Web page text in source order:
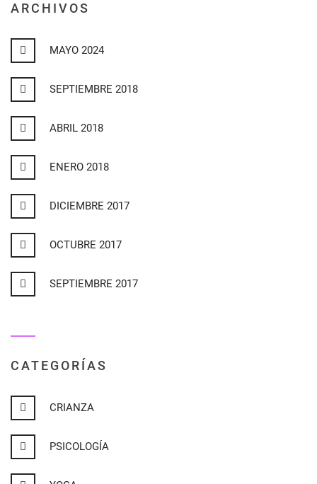
ARCHIVOS
MAYO 2024
SEPTIEMBRE 2018
ABRIL 2018
ENERO 2018
DICIEMBRE 2017
OCTUBRE 2017
SEPTIEMBRE 2017
CATEGORÍAS
CRIANZA
PSICOLOGÍA